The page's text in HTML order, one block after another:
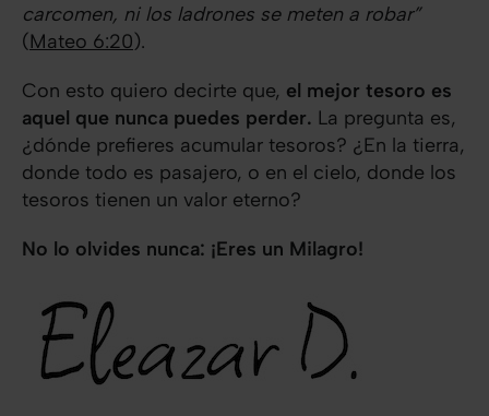
carcomen, ni los ladrones se meten a robar”
(Mateo 6:20).
Con esto quiero decirte que, el mejor tesoro es
aquel que nunca puedes perder. La pregunta es,
¿dónde prefieres acumular tesoros? ¿En la tierra,
donde todo es pasajero, o en el cielo, donde los
tesoros tienen un valor eterno?
No lo olvides nunca: ¡Eres un Milagro!